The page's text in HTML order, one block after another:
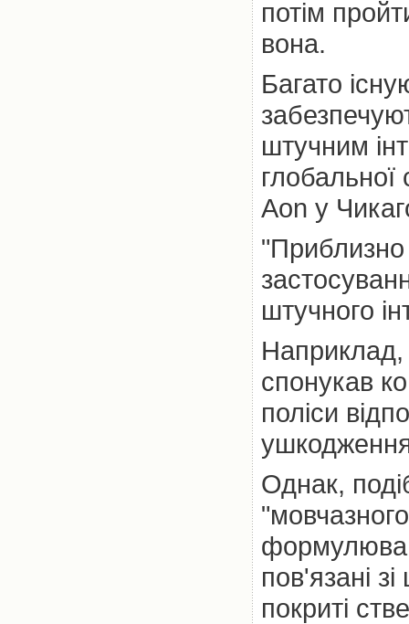
потім
вона.
Багато
штучним
глобальної
Aon у
"Приблизно
штучного
спонукав
поліси
Однак,
пов'язані
покриті